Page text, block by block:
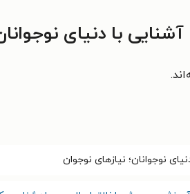
با دنیای
نوجوانان؛ نیازهای نوجوان